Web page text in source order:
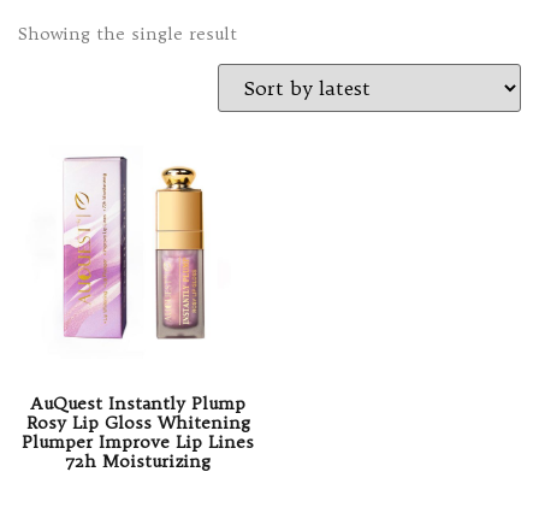
Showing the single result
AuQuest Instantly Plump
Rosy Lip Gloss Whitening
Plumper Improve Lip Lines
72h Moisturizing